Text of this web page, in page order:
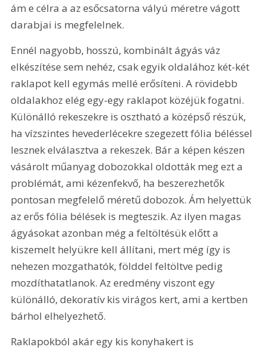
ám e célra a az esőcsatorna vályú méretre vágott
darabjai is megfelelnek.
Ennél nagyobb, hosszú, kombinált ágyás váz
elkészítése sem nehéz, csak egyik oldalához két-két
raklapot kell egymás mellé erősíteni. A rövidebb
oldalakhoz elég egy-egy raklapot közéjük fogatni.
Különálló rekeszekre is osztható a középső részük,
ha vízszintes hevederlécekre szegezett fólia béléssel
lesznek elválasztva a rekeszek. Bár a képen készen
vásárolt műanyag dobozokkal oldották meg ezt a
problémát, ami kézenfekvő, ha beszerezhetők
pontosan megfelelő méretű dobozok. Ám helyettük
az erős fólia bélések is megteszik. Az ilyen magas
ágyásokat azonban még a feltöltésük előtt a
kiszemelt helyükre kell állítani, mert még így is
nehezen mozgathatók, földdel feltöltve pedig
mozdíthatatlanok. Az eredmény viszont egy
különálló, dekoratív kis virágos kert, ami a kertben
bárhol elhelyezhető.
Raklapokból akár egy kis konyhakert is